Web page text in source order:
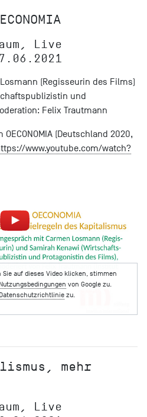
Live
(Regisseurin des Films)
und
Felix Trautmann
(Deutschland 2020,
www.youtube.com/watch?
Sie auf dieses Video klicken, stimmen
von Google zu.
Datenschutzrichtliniezu.
mehr
Live